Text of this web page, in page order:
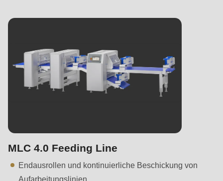
MLC 4.0 Feeding Line
Endausrollen und kontinuierliche Beschickung von
Aufarbeitungslinien